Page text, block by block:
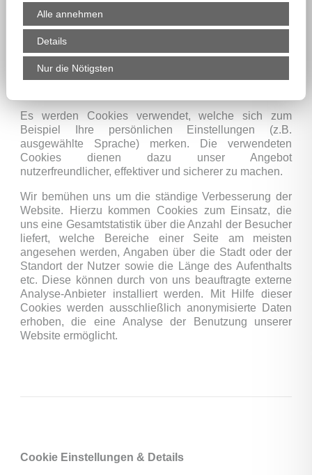
Bedienungsanleitung Ihres Smartphones. Bei der
Deaktivierung von Cookies kann die Funktionalität
dieser Website eingeschränkt sein. Cookies richten auf
Ihrem Rechner keinen Schaden an und können keine
Viren enthalten.
Es werden Cookies verwendet, welche sich zum
Beispiel Ihre persönlichen Einstellungen (z.B.
ausgewählte Sprache) merken. Die verwendeten
Cookies dienen dazu unser Angebot
nutzerfreundlicher, effektiver und sicherer zu machen.
Wir bemühen uns um die ständige Verbesserung der
Website. Hierzu kommen Cookies zum Einsatz, die
uns eine Gesamtstatistik über die Anzahl der Besucher
liefert, welche Bereiche einer Seite am meisten
angesehen werden, Angaben über die Stadt oder der
Standort der Nutzer sowie die Länge des Aufenthalts
etc. Diese können durch von uns beauftragte externe
Analyse-Anbieter installiert werden. Mit Hilfe dieser
Cookies werden ausschließlich anonymisierte Daten
erhoben, die eine Analyse der Benutzung unserer
Website ermöglicht.
Cookie Einstellungen & Details
Alle annehmen
Details
Nur die Nötigsten